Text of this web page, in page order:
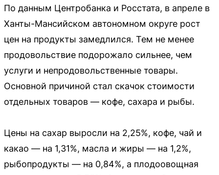
По данным Центробанка и Росстата, в апреле в
Ханты-Мансийском автономном округе рост
цен на продукты замедлился. Тем не менее
продовольствие подорожало сильнее, чем
услуги и непродовольственные товары.
Основной причиной стал скачок стоимости
отдельных товаров — кофе, сахара и рыбы.
Цены на сахар выросли на 2,25%, кофе, чай и
какао — на 1,31%, масла и жиры — на 1,2%,
рыбопродукты — на 0,84%, а плодоовощная